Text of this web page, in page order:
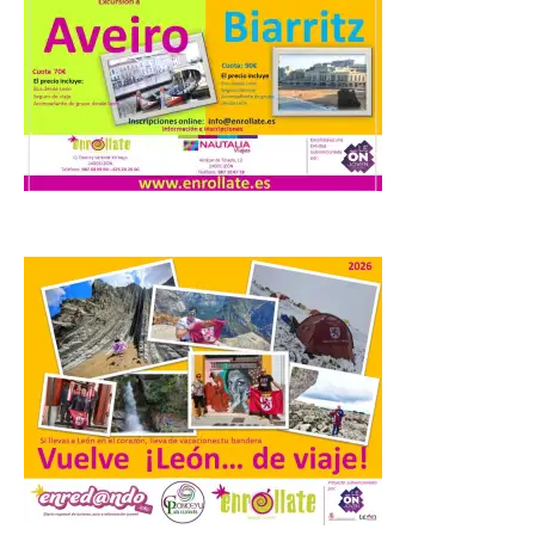
Este domingo 9 de agosto
se celebrará una marcha
BTT gratuita de 22
kilómetros que unirá
España y Portugal en una
experiencia única de deporte, naturaleza,
patrimonio y convivencia. La jornada
La UPSA impulsa la
creación musical con el I
Concurso Internacional de
Composición Coral Sacra
8 Ago 2026
Este certamen,